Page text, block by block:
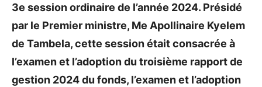
3e session ordinaire de l’année 2024. Présidé
par le Premier ministre, Me Apollinaire Kyelem
de Tambela, cette session était consacrée à
l’examen et l’adoption du troisième rapport de
gestion 2024 du fonds, l’examen et l’adoption